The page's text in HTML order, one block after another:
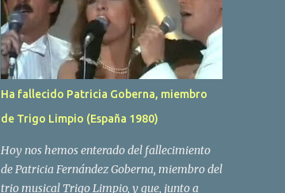
dado a conocer la noticia al publico a traves
de las redes sociales. Nacido en Tolosa en
1951, durante su epoca universitaria en la
carrera de empresariales conoció al
estudiante de medicina Luis Villar,
comenzando a actuar juntos,Santos a la
guitarra y Villar al piano, sin atreverse a dar
esto cambió gracias a la propia Amaia
Saizar, que tras su abandono de Trigo
Ha fallecido Patricia Goberna, miembro
de Trigo Limpio (España 1980)
Hoy nos hemos enterado del fallecimiento
de Patricia Fernández Goberna, miembro del
trio musical Trigo Limpio, y que, junto a